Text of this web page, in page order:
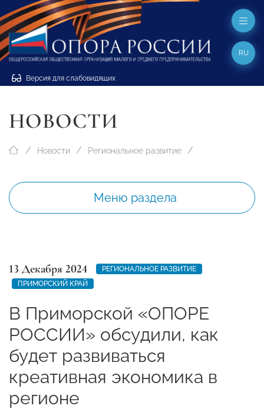
Версия для слабовидящих
RU
НОВОСТИ
Новости Региональное развитие
Меню раздела
13 Декабря 2024
РЕГИОНАЛЬНОЕ РАЗВИТИЕ
ПРИМОРСКИЙ КРАЙ
В Приморской «ОПОРЕ
РОССИИ» обсудили, как
будет развиваться
креативная экономика в
регионе